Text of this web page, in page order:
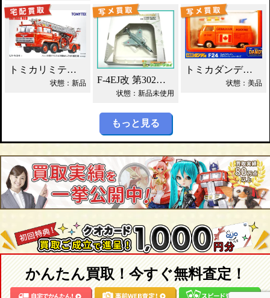
トミカリミテッドNEO 日野 はしご付 消防車 買取！
状態：新品 F-4EJ改 第302飛行隊 ワールドエアクラフト買取！
状態：新品未使用
トミカダンディ F24 VW デリバリーバン買取！
状態：美品
もっと見る
かんたん買取！今すぐ無料査定！